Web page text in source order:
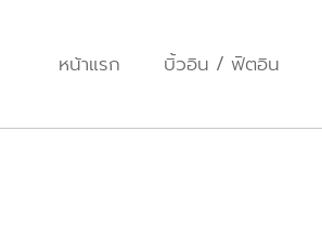
หน้าแรก บิ้วอิน / ฟิตอิน